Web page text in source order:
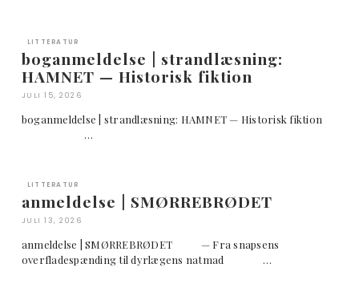
LITTERATUR
boganmeldelse | strandlæsning:
HAMNET — Historisk fiktion
JULI 15, 2026
boganmeldelse | strandlæsning: HAMNET — Historisk fiktion
…
LITTERATUR
anmeldelse | SMØRREBRØDET
JULI 13, 2026
anmeldelse | SMØRREBRØDET — Fra snapsens
overfladespænding til dyrlægens natmad …